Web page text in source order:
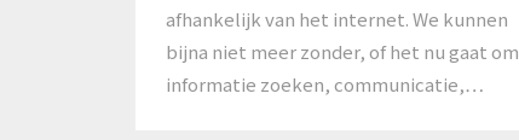
afhankelijk van het internet. We kunnen
bijna niet meer zonder, of het nu gaat om
informatie zoeken, communicatie,…